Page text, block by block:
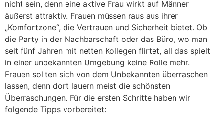
nicht sein, denn eine aktive Frau wirkt auf Männer
äußerst attraktiv. Frauen müssen raus aus ihrer
„Komfortzone“, die Vertrauen und Sicherheit bietet. Ob
die Party in der Nachbarschaft oder das Büro, wo man
seit fünf Jahren mit netten Kollegen flirtet, all das spielt
in einer unbekannten Umgebung keine Rolle mehr.
Frauen sollten sich von dem Unbekannten überraschen
lassen, denn dort lauern meist die schönsten
Überraschungen. Für die ersten Schritte haben wir
folgende Tipps vorbereitet: